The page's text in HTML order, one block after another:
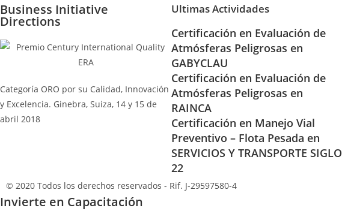
Business Initiative
Directions
Categoría ORO por su Calidad, Innovación
y Excelencia. Ginebra, Suiza, 14 y 15 de
abril 2018
Ultimas Actividades
Certificación en Evaluación de
Atmósferas Peligrosas en
GABYCLAU
Certificación en Evaluación de
Atmósferas Peligrosas en
RAINCA
Certificación en Manejo Vial
Preventivo – Flota Pesada en
SERVICIOS Y TRANSPORTE SIGLO
22
© 2020 Todos los derechos reservados - Rif. J-29597580-4
Invierte en Capacitación